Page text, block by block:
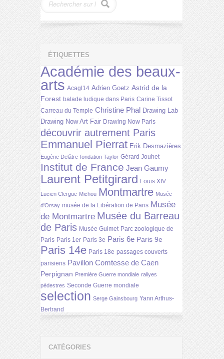
ÉTIQUETTES
Académie des beaux-
arts Acagl14 Adrien Goetz Astrid de la
Forest balade ludique dans Paris Carine Tissot
Carreau du Temple Christine Phal Drawing Lab
Drawing Now Art Fair Drawing Now Paris
découvrir autrement Paris
Emmanuel Pierrat Erik Desmazières
Eugène Delâtre fondation Taylor Gérard Jouhet
Institut de France Jean Gaumy
Laurent Petitgirard Louis XIV
Lucien Clergue Michou Montmartre Musée
d'Orsay musée de la Libération de Paris Musée
de Montmartre Musée du Barreau
de Paris Musée Guimet Parc zoologique de
Paris Paris 1er Paris 3e Paris 6e Paris 9e
Paris 14e Paris 18e passages couverts
parisiens Pavillon Comtesse de Caen
Perpignan Première Guerre mondiale rallyes
pédestres Seconde Guerre mondiale
selection Serge Gainsbourg Yann Arthus-
Bertrand
CATÉGORIES